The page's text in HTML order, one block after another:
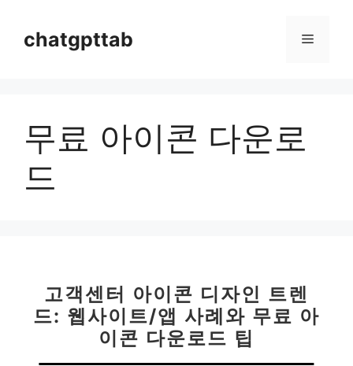
chatgpttab 메
무료 아이콘 다운로
드
고객센터 아이콘 디자인 트렌
드: 웹사이트/앱 사례와 무료 아
이콘 다운로드 팁